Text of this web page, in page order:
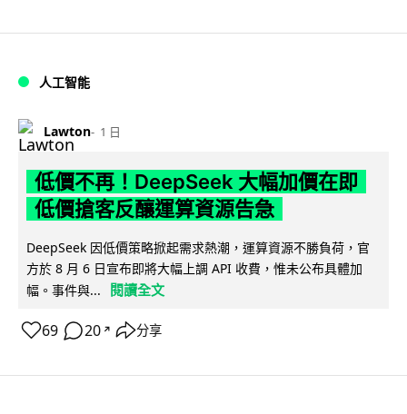
人工智能
Lawton 1 日
低價不再！DeepSeek 大幅加價在即
低價搶客反釀運算資源告急
DeepSeek 因低價策略掀起需求熱潮，運算資源不勝負荷，官
方於 8 月 6 日宣布即將大幅上調 API 收費，惟未公布具體加
幅。事件與...
閱讀全文
69 20 ↗ 分享